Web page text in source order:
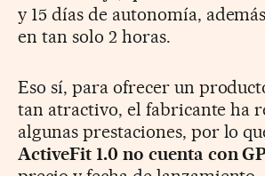
y 15 días de autonomía,
en tan solo 2 horas.
Eso sí, para ofrecer un
tan atractivo, el fabricante ha
algunas prestaciones, por lo
ActiveFit 1.0 no cuenta con